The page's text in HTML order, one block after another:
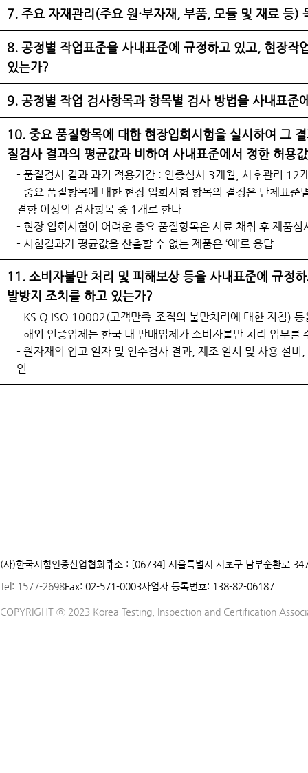
7. 주요 자재관리(주요 원·부자재, 부품, 모듈 및 재료 등)
8. 공정별 작업표준을 사내표준에 규정하고 있고, 현장작
있는가?
9. 공정별 작업 검사항목과 항목별 검사 방법을 사내표준
10. 중요 품질항목에 대한 현장입회시험을 실시하여 그
질검사 결과의 평균값과 비하여 사내표준에서 정한 허용
- 품질검사 결과 과거 적용기간 : 인증심사 3개월, 사후관리 12
- 중요 품질항목에 대한 현장 입회시험 항목의 결정은 단체표준
결함 이상의 검사항목 중 1개로 한다
- 현장 입회시험이 어려운 중요 품질항목은 시료 채취 후 제품심
- 시험결과가 평균값을 산출할 수 없는 제품은 ‘예’로 응답
11. 소비자불만 처리 및 피해보상 등을 사내표준에 규정
발방지 조치를 하고 있는가?
- KS Q ISO 10002(고객만족-조직의 불만처리에 대한 지침) 등
- 해외 인증업체는 한국 내 판매업체가 소비자불만 처리 업무를
- 원자재의 입고 일자 및 인수검사 결과, 제조 일시 및 사용 설
인
(사)한국시험인증산업협회주소 : [06734] 서울특별시 서초구 남부순환로
Tel: 1577-2698Fax: 02-571-0003사업자 등록번호: 138-82-06187
COPYRIGHT ⓒ 2023 Korea Testing, Inspection and Certification